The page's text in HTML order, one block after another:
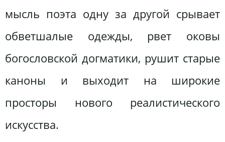
мысль поэта одну за другой срывает
обветшалые одежды, рвет оковы
богословской догматики, рушит старые
каноны и выходит на широкие
просторы нового реалистического
искусства.